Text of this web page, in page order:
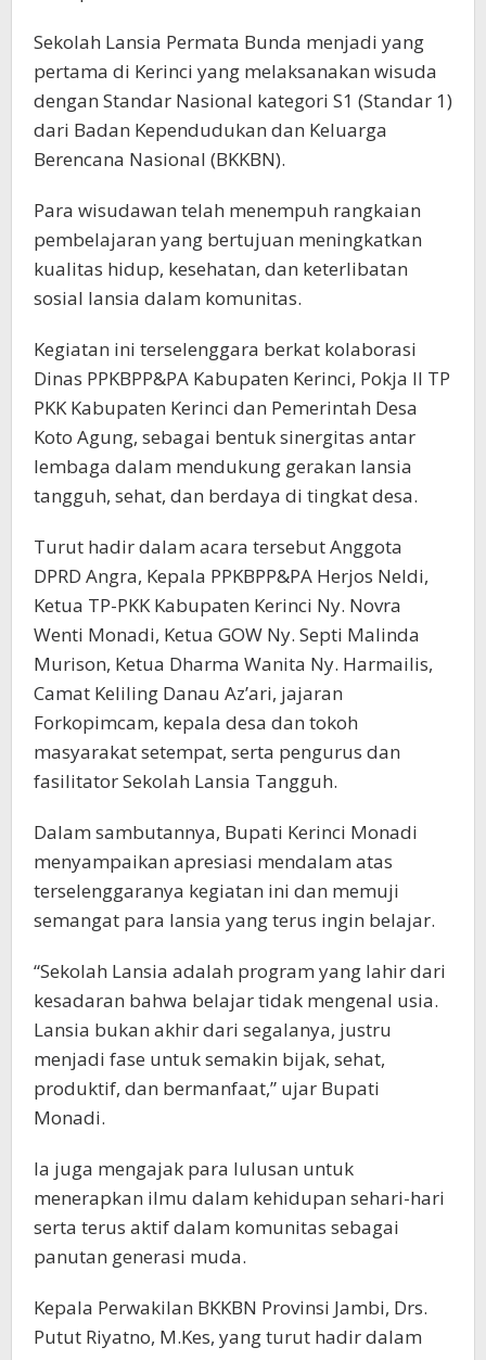
Sekolah Lansia Permata Bunda menjadi yang
pertama di Kerinci yang melaksanakan wisuda
dengan Standar Nasional kategori S1 (Standar 1)
dari Badan Kependudukan dan Keluarga
Berencana Nasional (BKKBN).
Para wisudawan telah menempuh rangkaian
pembelajaran yang bertujuan meningkatkan
kualitas hidup, kesehatan, dan keterlibatan
sosial lansia dalam komunitas.
Kegiatan ini terselenggara berkat kolaborasi
Dinas PPKBPP&PA Kabupaten Kerinci, Pokja II TP
PKK Kabupaten Kerinci dan Pemerintah Desa
Koto Agung, sebagai bentuk sinergitas antar
lembaga dalam mendukung gerakan lansia
tangguh, sehat, dan berdaya di tingkat desa.
Turut hadir dalam acara tersebut Anggota
DPRD Angra, Kepala PPKBPP&PA Herjos Neldi,
Ketua TP-PKK Kabupaten Kerinci Ny. Novra
Wenti Monadi, Ketua GOW Ny. Septi Malinda
Murison, Ketua Dharma Wanita Ny. Harmailis,
Camat Keliling Danau Az’ari, jajaran
Forkopimcam, kepala desa dan tokoh
masyarakat setempat, serta pengurus dan
fasilitator Sekolah Lansia Tangguh.
Dalam sambutannya, Bupati Kerinci Monadi
menyampaikan apresiasi mendalam atas
terselenggaranya kegiatan ini dan memuji
semangat para lansia yang terus ingin belajar.
“Sekolah Lansia adalah program yang lahir dari
kesadaran bahwa belajar tidak mengenal usia.
Lansia bukan akhir dari segalanya, justru
menjadi fase untuk semakin bijak, sehat,
produktif, dan bermanfaat,” ujar Bupati
Monadi.
Ia juga mengajak para lulusan untuk
menerapkan ilmu dalam kehidupan sehari-hari
serta terus aktif dalam komunitas sebagai
panutan generasi muda.
Kepala Perwakilan BKKBN Provinsi Jambi, Drs.
Putut Riyatno, M.Kes, yang turut hadir dalam